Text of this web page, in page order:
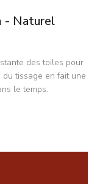
- Naturel
des toiles pour
tissage en fait une
le temps.